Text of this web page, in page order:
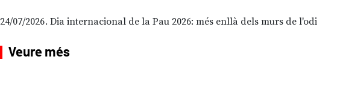
24/07/2026 Dia internacional de la Pau 2026: més enllà dels murs de l'odi
Veure més